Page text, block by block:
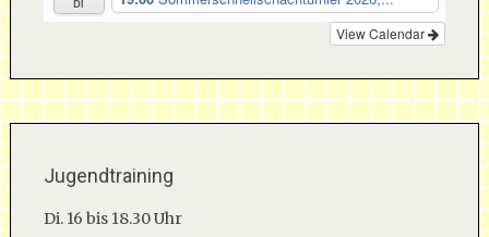
Di
View Calendar
Jugendtraining
Di. 16 bis 18.30 Uhr